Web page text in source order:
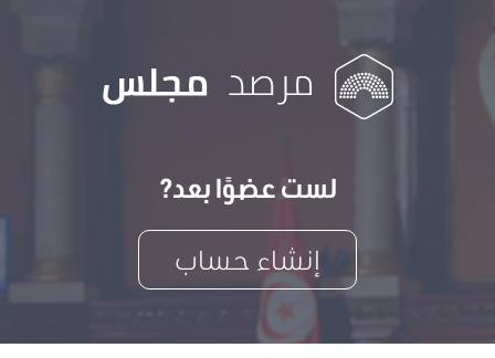
لست عضوًا بعد?
إنشاء حساب